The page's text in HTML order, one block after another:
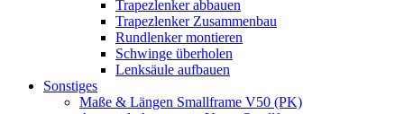
Trapezlenker abbauen
Trapezlenker Zusammenbau
Rundlenker montieren
Schwinge überholen
Lenksäule aufbauen
Sonstiges
Maße & Längen Smallframe V50 (PK)